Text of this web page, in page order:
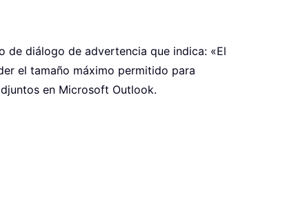
de diálogo de advertencia que indica: «El
el tamaño máximo permitido para
en Microsoft Outlook.